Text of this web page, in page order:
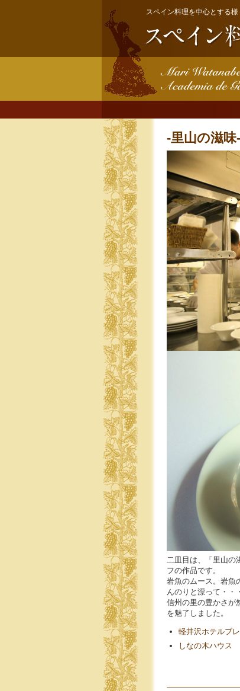
スペイン料理を中心とする
-里山の滋味-
二皿目は、「里山の
フの作品です。
岩魚のムース。岩魚
んのりと漂って・・
信州の里の豊かさが
を魅了しました。
軽井沢ホテルブ
しなの木ハウス